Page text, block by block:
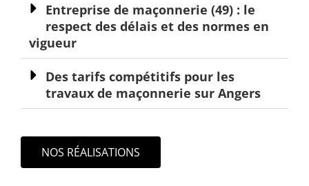
Entreprise de maçonnerie (49) : le
respect des délais et des normes en
vigueur
Des tarifs compétitifs pour les
travaux de maçonnerie sur Angers
NOS RÉALISATIONS